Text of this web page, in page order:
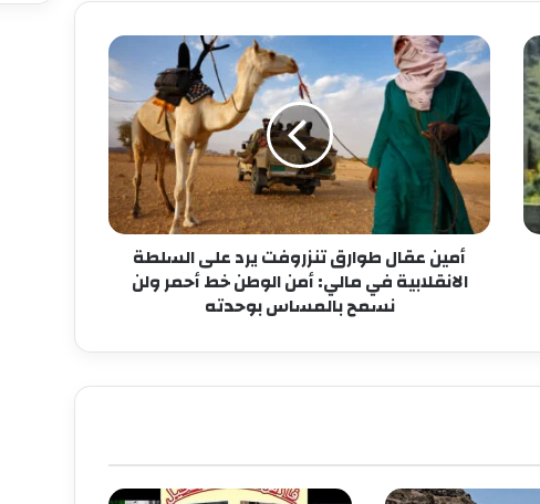
أمين عقال طوارق تنزروفت يرد على السلطة
الانقلابية في مالي: أمن الوطن خط أحمر ولن
نسمح بالمساس بوحدته